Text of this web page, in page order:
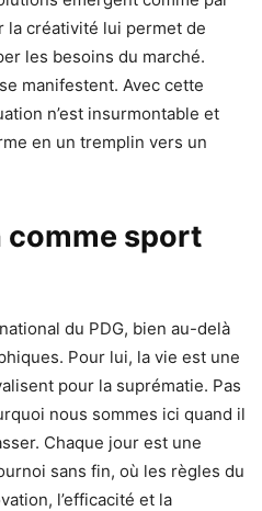
la créativité lui permet de
les besoins du marché.
manifestent. Avec cette
n’est insurmontable et
en un tremplin vers un
comme sport
du PDG, bien au-delà
Pour lui, la vie est une
pour la suprématie. Pas
nous sommes ici quand il
Chaque jour est une
sans fin, où les règles du
l’efficacité et la